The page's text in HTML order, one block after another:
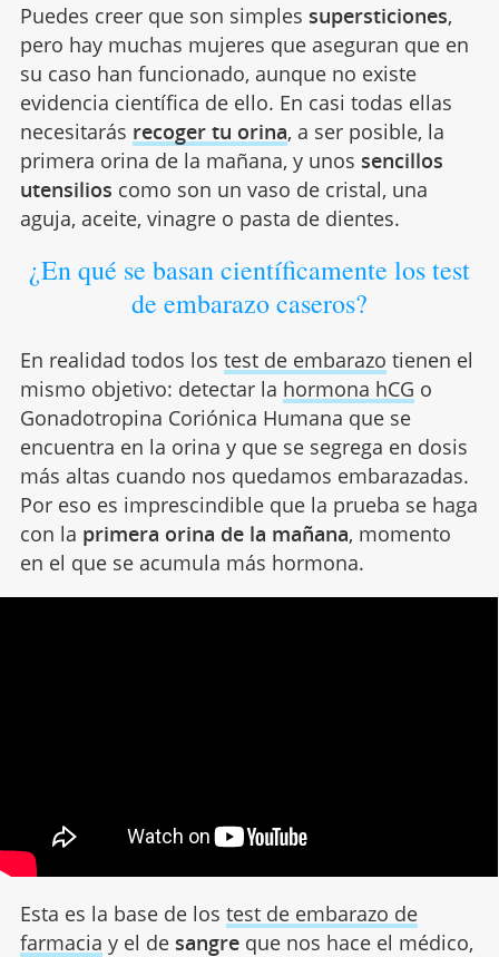
Puedes creer que son simples supersticiones,
pero hay muchas mujeres que aseguran que en
su caso han funcionado, aunque no existe
evidencia científica de ello. En casi todas ellas
necesitarás recoger tu orina, a ser posible, la
primera orina de la mañana, y unos sencillos
utensilios como son un vaso de cristal, una
aguja, aceite, vinagre o pasta de dientes.
¿En qué se basan científicamente los test
de embarazo caseros?
En realidad todos los test de embarazo tienen el
mismo objetivo: detectar la hormona hCG o
Gonadotropina Coriónica Humana que se
encuentra en la orina y que se segrega en dosis
más altas cuando nos quedamos embarazadas.
Por eso es imprescindible que la prueba se haga
con la primera orina de la mañana, momento
en el que se acumula más hormona.
Esta es la base de los test de embarazo de
farmacia y el de sangreque nos hace el médico,